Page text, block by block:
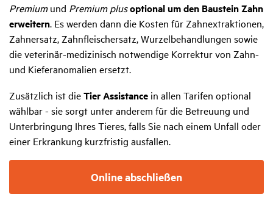
Premiumund Premium plusoptional um den Baustein Zahn
erweitern. Es werden dann die Kosten für Zahnextraktionen,
Zahnersatz, Zahnfleischersatz, Wurzelbehandlungen sowie
die veterinär-medizinisch notwendige Korrektur von Zahn-
und Kieferanomalien ersetzt.
Zusätzlich ist dieTier Assistance in allen Tarifen optional
wählbar - sie sorgt unter anderem für die Betreuung und
Unterbringung Ihres Tieres, falls Sie nach einem Unfall oder
einer Erkrankung kurzfristig ausfallen.
Online abschließen